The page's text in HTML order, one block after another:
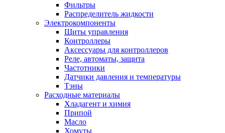
Фильтры
Распределитель жидкости
Электрокомпоненты
Щиты управления
Контроллеры
Аксессуары для контроллеров
Реле, автоматы, защита
Частотники
Датчики давления и температуры
Тэны
Расходные материалы
Хладагент и химия
Припой
Масло
Хомуты